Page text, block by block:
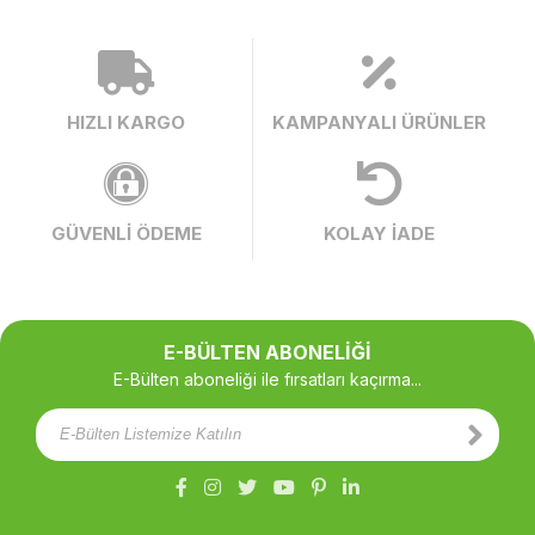
HIZLI KARGO KAMPANYALI ÜRÜNLER
GÜVENLİ ÖDEME KOLAY İADE
E-BÜLTEN ABONELİĞİ
E-Bülten aboneliği ile fırsatları kaçırma...